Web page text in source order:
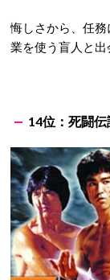
悔しさから、任
業を使う盲人と出
14位：死闘